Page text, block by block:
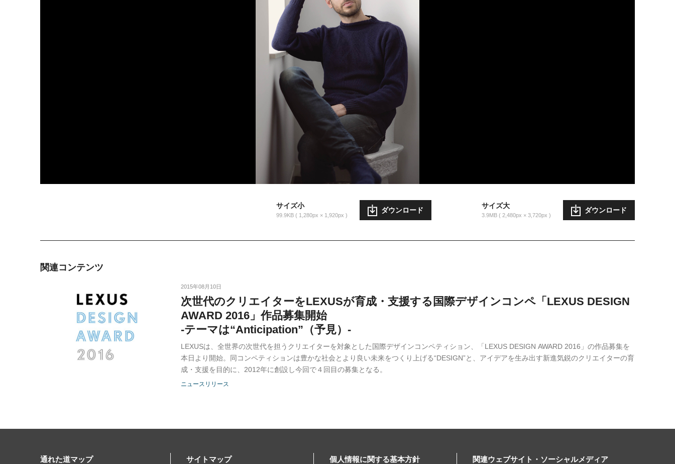
サイズ小
99.9KB 1,280px × 1,920px
ダウンロード
サイズ大
3.9MB 2,480px × 3,720px
ダウンロード
関連コンテンツ
2015年08月10日
次世代のクリエイターをLEXUSが育成・支援する国際デザインコンペ「LEXUS DESIGN
AWARD 2016」作品募集開始
-テーマは“Anticipation”（予見）-
LEXUSは、全世界の次世代を担うクリエイターを対象とした国際デザインコンペティション、「LEXUS DESIGN AWARD 2016」の作品募集を
本日より開始。同コンペティションは豊かな社会とより良い未来をつくり上げる“DESIGN”と、アイデアを生み出す新進気鋭のクリエイターの育
成・支援を目的に、2012年に創設し今回で４回目の募集となる。
ニュースリリース
通れた道マップ サイトマップ 個人情報に関する基本方針 関連ウェブサイト・ソーシャルメディア